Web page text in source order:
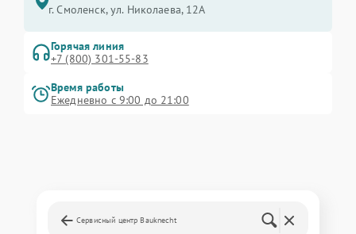
г. Смоленск, ул. Николаева, 12А
Горячая линия
+7 (800) 301-55-83
Время работы
Ежедневно с 9:00 до 21:00
Сервисный центр Bauknecht